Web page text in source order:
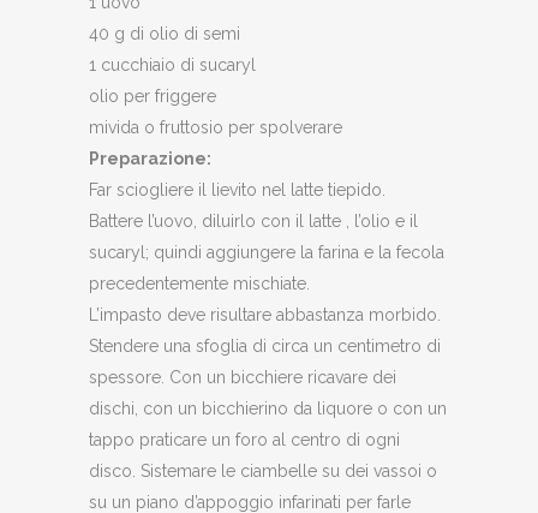
40 g di olio di semi
1 cucchiaio di sucaryl
olio per friggere
mivida o fruttosio per spolverare
Preparazione:
Far sciogliere il lievito nel latte tiepido.
Battere l’uovo, diluirlo con il latte , l’olio e il
sucaryl; quindi aggiungere la farina e la fecola
precedentemente mischiate.
L’impasto deve risultare abbastanza morbido.
Stendere una sfoglia di circa un centimetro di
spessore. Con un bicchiere ricavare dei
dischi, con un bicchierino da liquore o con un
tappo praticare un foro al centro di ogni
disco. Sistemare le ciambelle su dei vassoi o
su un piano d’appoggio infarinati per farle